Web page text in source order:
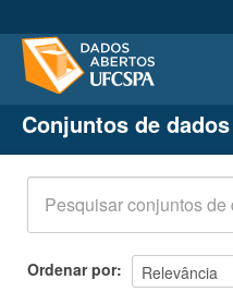
Conjuntos de dados
Organizações
Grupos
Sobre
Conjuntos de dados
Ordenar por